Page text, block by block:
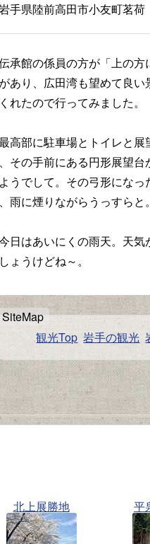
手県陸前高田市小友町茗荷
承館の係員の方が「上の方
あり、広田湾も望めて良い
れたので行ってみました。
高部に駐車場とトイレと展
その手前にある円形展望台
うでして。その弓形になっ
雨に煙りながらうっすらと。
日はあいにくの雨天。天気
ょうけどね～。
観光Top 岩手の観光
北上展勝地
平